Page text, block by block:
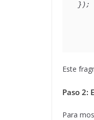
});
Este
Paso 2:
Para